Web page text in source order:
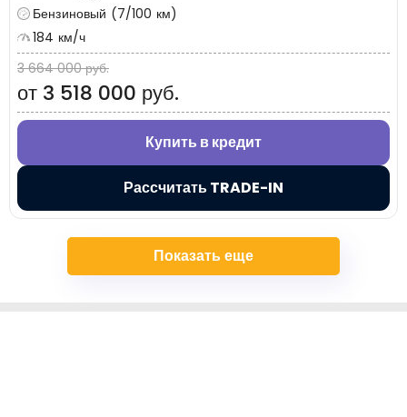
Бензиновый (7/100 км)
184 км/ч
3 664 000 руб.
от 3 518 000 руб.
Купить в кредит
Рассчитать TRADE-IN
Показать еще